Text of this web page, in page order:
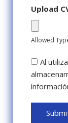
Upload
Allowed
Al